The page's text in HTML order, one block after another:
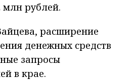
млн рублей.
расширение
денежных средств
запросы
в крае.